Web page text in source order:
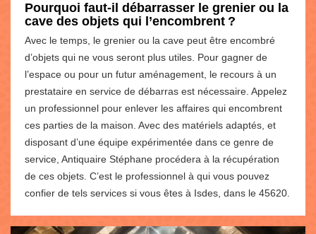
Pourquoi faut-il débarrasser le grenier ou la
cave des objets qui l’encombrent ?
Avec le temps, le grenier ou la cave peut être encombré
d’objets qui ne vous seront plus utiles. Pour gagner de
l’espace ou pour un futur aménagement, le recours à un
prestataire en service de débarras est nécessaire. Appelez
un professionnel pour enlever les affaires qui encombrent
ces parties de la maison. Avec des matériels adaptés, et
disposant d’une équipe expérimentée dans ce genre de
service, Antiquaire Stéphane procédera à la récupération
de ces objets. C’est le professionnel à qui vous pouvez
confier de tels services si vous êtes à Isdes, dans le 45620.